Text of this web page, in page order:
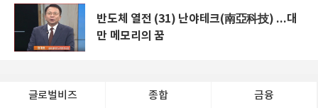
반도체 열전 (31) 난야테크(南亞科技) ...대
만 메모리의 꿈
글로벌비즈 종합 금융